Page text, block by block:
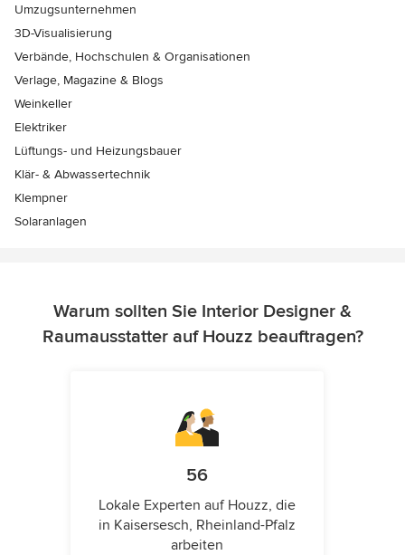
Umzugsunternehmen
3D-Visualisierung
Verbände, Hochschulen & Organisationen
Verlage, Magazine & Blogs
Weinkeller
Elektriker
Lüftungs- und Heizungsbauer
Klär- & Abwassertechnik
Klempner
Solaranlagen
Warum sollten Sie Interior Designer &
Raumausstatter auf Houzz beauftragen?
56
Lokale Experten auf Houzz, die
in Kaisersesch, Rheinland-Pfalz
arbeiten